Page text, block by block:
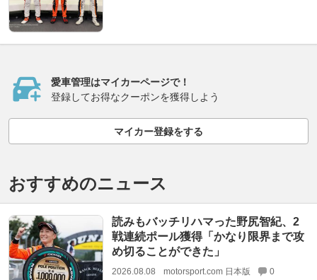
愛車管理はマイカーページで！
登録してお得なクーポンを獲得しよう
マイカー登録をする
おすすめのニュース
読みもバッチリハマった野尻智紀、2
戦連続ポール獲得「かなり限界まで攻
め切ることができた」
2026.08.08 motorsport.com 日本版 0